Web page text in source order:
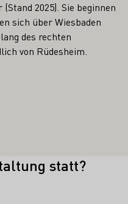
2025). Sie beginnen
sich über Wiesbaden
des rechten
von Rüdesheim.
statt?